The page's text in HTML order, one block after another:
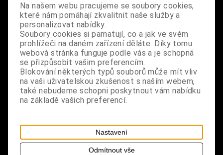
Freaky Bunny - Dony
Cena:80 Kč
Koupit
Freaky Bunny - Schifty
Cena:80 Kč
Koupit
Na našem webu pracujeme se soubory cookies,
které nám pomáhají zkvalitnit naše služby a
personalizovat nabídky.
Soubory cookies si pamatují, co a jak ve svém
prohlížeči na daném zařízení děláte. Díky tomu
webová stránka funguje podle vás a je schopná
se přizpůsobit vašim preferencím.
Blokování některých typů souborů může mít vliv
na vaši uživatelskou zkušenost s naším webem,
také nebudeme schopni poskytnout vám nabídku
na základě vašich preferencí.
Nastavení
Odmítnout vše